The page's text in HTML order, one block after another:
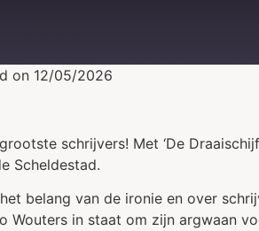
on 12/05/2026
schrijvers! Met ‘De
Scheldestad.
belang van de ironie en over
Wouters in staat om zijn argwaan